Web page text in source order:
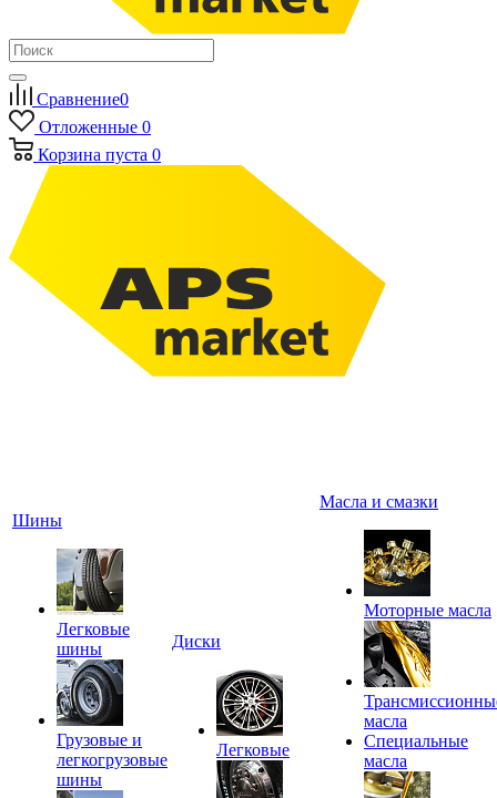
Сравнение0
Отложенные 0
Корзина пуста 0
Шины
Легковые
шины
Грузовые и
легкогрузовые
шины
Диски
Легковые
Масла и смазки
Моторные масла
масла
Специальные
масла